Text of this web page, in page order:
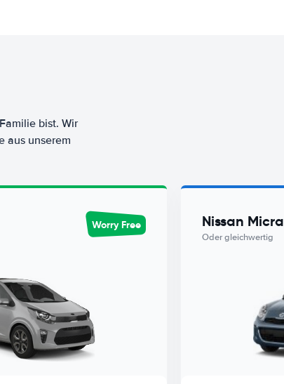
bist. Wir
aus unserem
Worry Free Nissan Micra
Oder gleichwertig